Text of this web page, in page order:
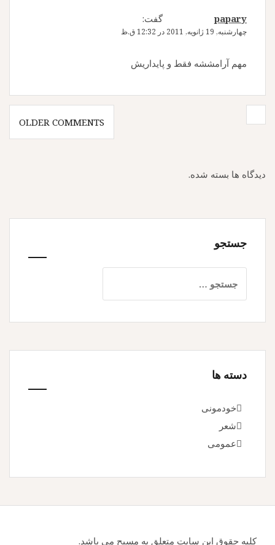
papary گفت:
چهارشنبه, 19 ژانویه, 2011 در 12:32 ق.ظ
مهم آرامششه فقط و پایداریش
OLDER COMMENTS
دیدگاه ها بسته شده.
جستجو
برای:
دسته ها
خودمونی
شعر
عمومی
کلیه حقوق این سایت متعلق به مسیح می باشد.